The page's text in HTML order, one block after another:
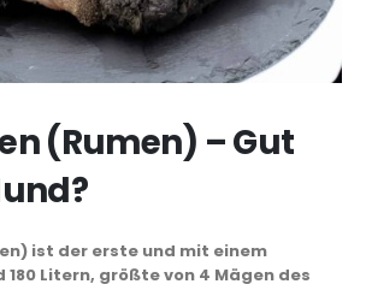
(Rumen) – Gut
ist der erste und mit einem
180 Litern, größte von 4 Mägen des